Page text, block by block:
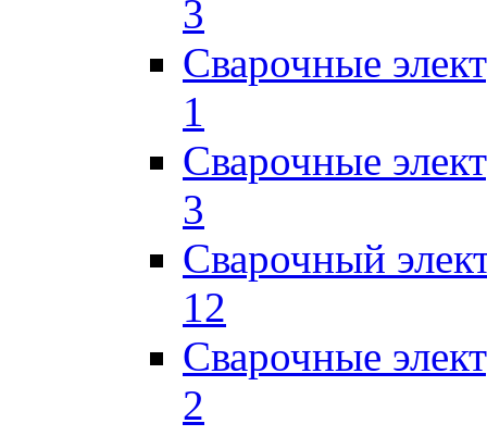
3
Сварочные
1
Сварочные
3
Сварочный
12
Сварочные
2